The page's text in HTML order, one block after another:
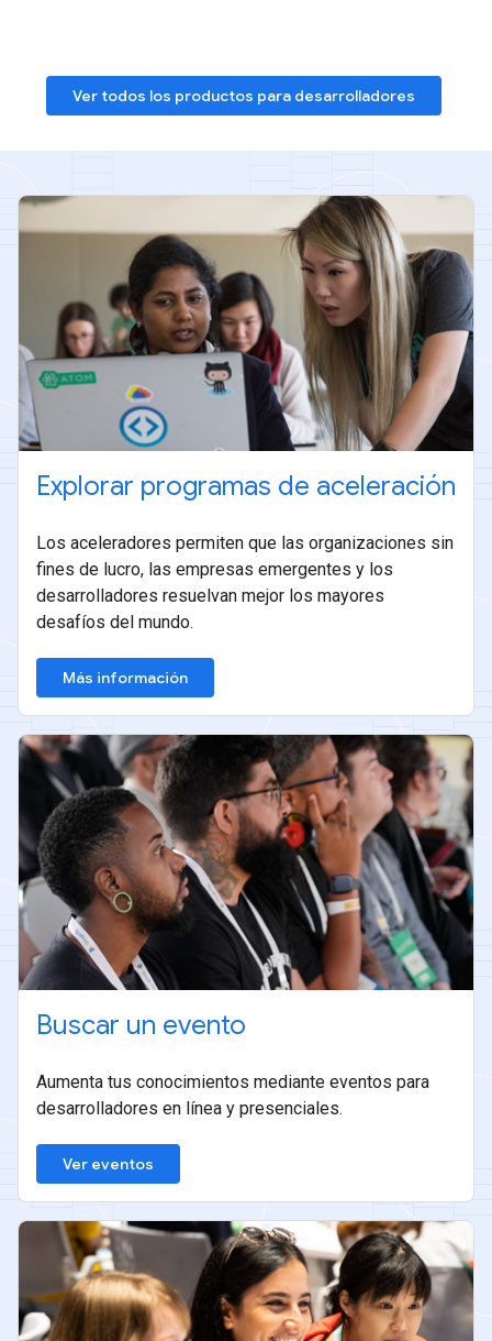
Ver todos los productos para desarrolladores
Explorar programas de aceleración
Los aceleradores permiten que las organizaciones sin
fines de lucro, las empresas emergentes y los
desarrolladores resuelvan mejor los mayores
desafíos del mundo.
Más información
Buscar un evento
Aumenta tus conocimientos mediante eventos para
desarrolladores en línea y presenciales.
Ver eventos